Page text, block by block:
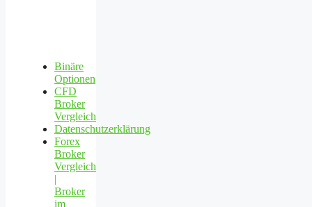
Binäre
Optionen
CFD
Broker
Vergleich
Datenschutzerklärung
Forex
Broker
Vergleich
|
Broker
im